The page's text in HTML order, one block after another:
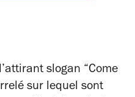
slogan “Come
sur lequel sont